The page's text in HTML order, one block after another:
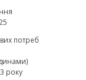
потреб
року